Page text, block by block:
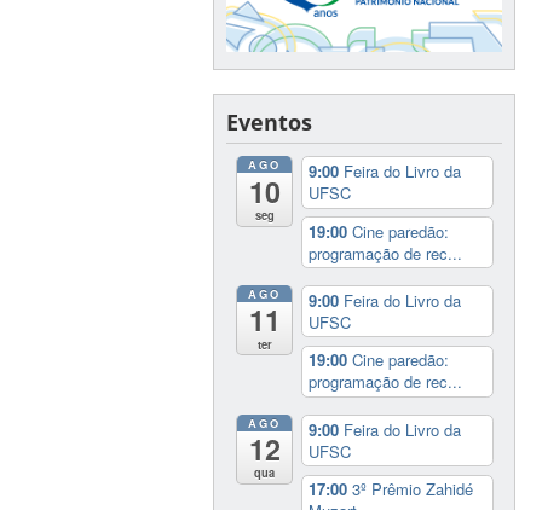
Eventos
AGO
10
seg
9:00 Feira do Livro da
UFSC
19:00Cine paredão:
programação de rec...
AGO
11
ter
9:00 Feira do Livro da
UFSC
19:00Cine paredão:
programação de rec...
AGO
12
qua
9:00 Feira do Livro da
UFSC
17:003º Prêmio Zahidé